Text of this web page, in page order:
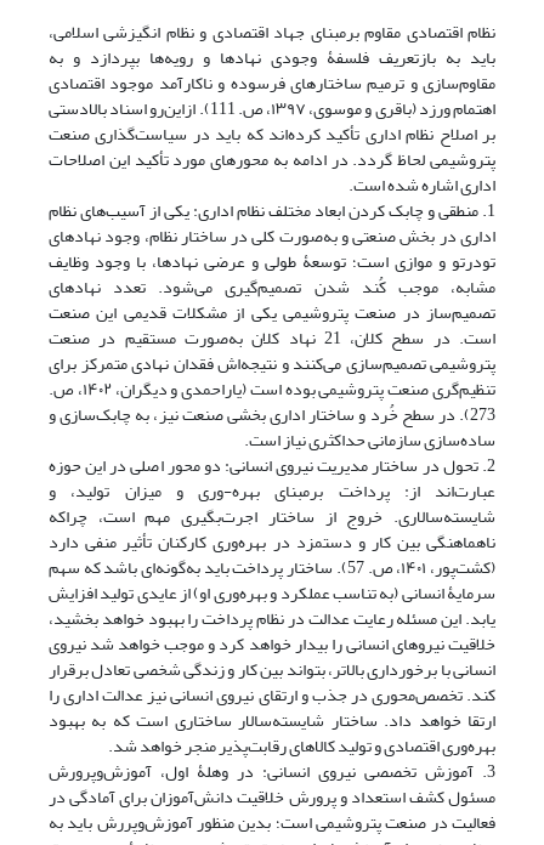
نظام اقتصادی مقاوم برمبنای جهاد اقتصادی و نظام انگیزشی اسلامی،
باید به بازتعریف فلسفۀ وجودی نهادها و رویه‌ها بپردازد و به
مقاوم‌سازی و ترمیم ساختارهای فرسوده و ناکارآمد موجود اقتصادی
اهتمام ورزد ‏(باقری و موسوی، ۱۳۹۷، ص. 111). ازاین‌رو اسناد بالادستی
بر اصلاح نظام اداری تأکید کرده‌اند که باید در سیاست‌گذاری صنعت
پتروشیمی لحاظ گردد. در ادامه به محورهای مورد تأکید این اصلاحات
اداری اشاره شده است.
1. منطقی و چابک کردن ابعاد مختلف نظام اداری: یکی از آسیب‌های نظام
اداری در بخش صنعتی و به‌صورت کلی در ساختار نظام، وجود نهادهای
تودرتو و موازی است؛ توسعۀ طولی و عرضی نهادها، با وجود وظایف
مشابه، موجب کُند شدن تصمیم‌گیری می‌شود. تعدد نهادهای
تصمیم‌ساز در صنعت پتروشیمی یکی از مشکلات قدیمی این صنعت
است. در سطح کلان، 21 نهاد کلان به‌صورت مستقیم در صنعت
پتروشیمی تصمیم‌سازی می‌کنند و نتیجه‌اش فقدان نهادی متمرکز برای
تنظیم‌گری صنعت پتروشیمی بوده است ‏(یاراحمدی و دیگران، ۱۴۰۲، ص.
273). در سطح خُرد و ساختار اداری بخشی صنعت نیز، به چابک‌سازی و
ساده‌سازی سازمانی حداکثری نیاز است.
2. تحول در ساختار مدیریت نیروی انسانی: دو محور اصلی در این حوزه
عبارت‌اند از: پرداخت برمبنای بهره-وری و میزان تولید، و
شایسته‌سالاری. خروج از ساختار اجرت‌بگیری مهم است، چراکه
ناهماهنگی بین کار و دستمزد در بهره‌وری کارکنان تأثیر منفی دارد
‏(کشت‌پور، ۱۴۰۱، ص. 57). ساختار پرداخت باید به‌گونه‌ای باشد که سهم
سرمایۀ انسانی (به تناسب عملکرد و بهره‌وری او) از عایدی تولید افزایش
یابد. این مسئله رعایت عدالت در نظام پرداخت را بهبود خواهد بخشید،
خلاقیت نیروهای انسانی را بیدار خواهد کرد و موجب خواهد شد نیروی
انسانی با برخورداری بالاتر، بتواند بین کار و زندگی شخصی تعادل برقرار
کند. تخصص‌محوری در جذب و ارتقای نیروی انسانی نیز عدالت اداری را
ارتقا خواهد داد. ساختار شایسته‌سالار ساختاری است که به بهبود
بهره‌وری اقتصادی و تولید کالاهای رقابت‌پذیر منجر خواهد شد.
3. آموزش تخصصی نیروی انسانی: در وهلۀ اول، آموزش‌وپرورش
مسئول کشف استعداد و پرورش خلاقیت دانش‌آموزان برای آمادگی در
فعالیت در صنعت پتروشیمی است؛ بدین منظور آموزش‌وپررش باید به